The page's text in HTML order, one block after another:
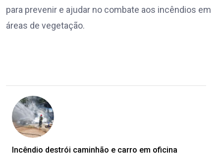
para prevenir e ajudar no combate aos incêndios em
áreas de vegetação.
Incêndio destrói caminhão e carro em oficina